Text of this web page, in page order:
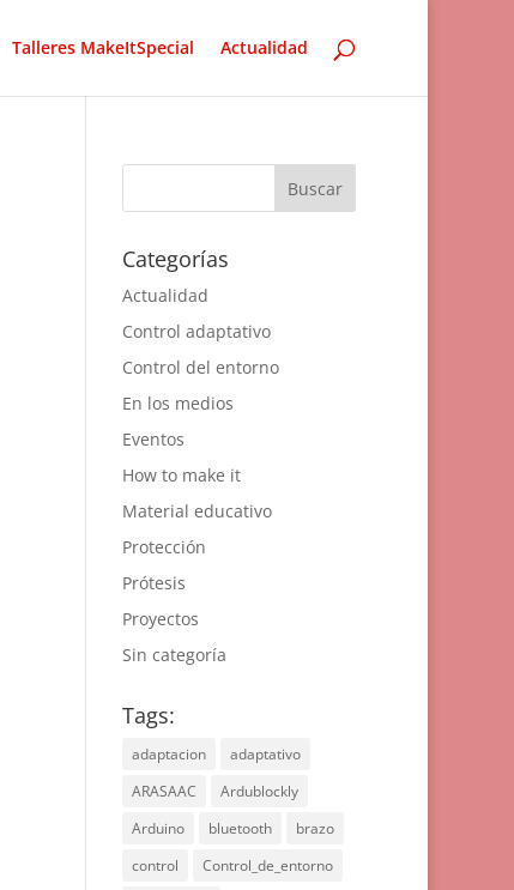
Talleres MakeItSpecial Actualidad
Categorías
Actualidad
Control adaptativo
Control del entorno
En los medios
Eventos
How to make it
Material educativo
Protección
Prótesis
Proyectos
Sin categoría
Tags:
adaptacion
adaptativo
ARASAAC
Ardublockly
Arduino
bluetooth
brazo
control
Control_de_entorno